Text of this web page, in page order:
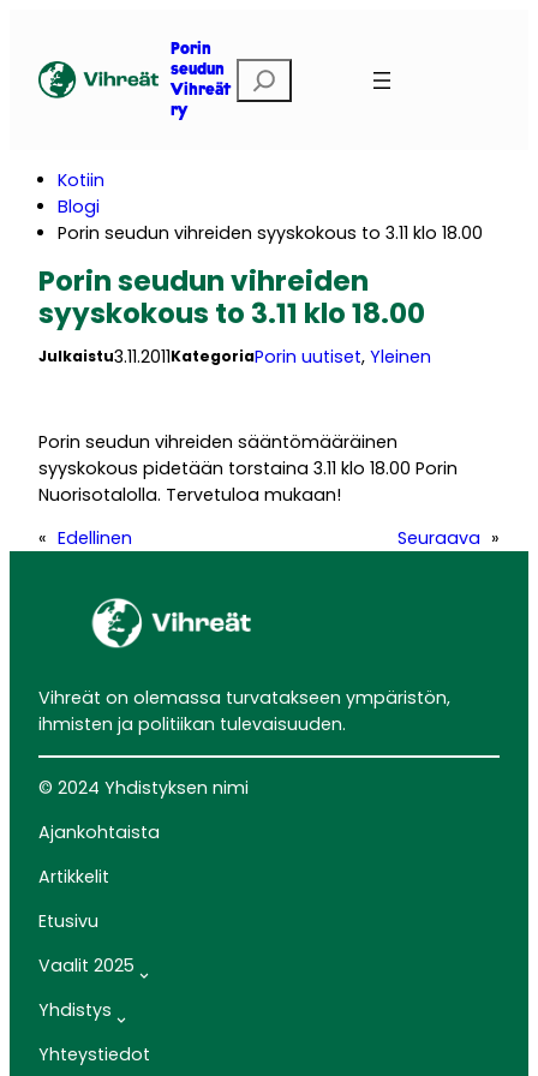
Porin
seudun
Vihreät
ry
t
Kotiin
Blogi
Porin seudun vihreiden syyskokous to 3.11 klo 18.00
Porin seudun vihreiden
syyskokous to 3.11 klo 18.00
Julkaistu3.11.2011KategoriaPorin uutiset, Yleinen
Porin seudun vihreiden sääntömääräinen
syyskokous pidetään torstaina 3.11 klo 18.00 Porin
Nuorisotalolla. Tervetuloa mukaan!
« Edellinen Seuraava »
Vihreät on olemassa turvatakseen ympäristön,
ihmisten ja politiikan tulevaisuuden.
© 2024 Yhdistyksen nimi
Ajankohtaista
Artikkelit
Etusivu
Vaalit 2025
Yhdistys
Yhteystiedot